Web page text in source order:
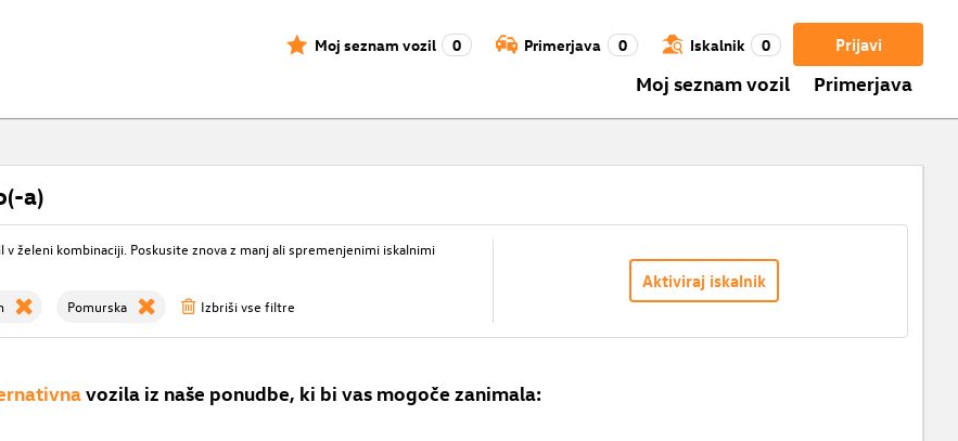
Prijavi
Moj seznam vozil 0 Primerjava 0 Iskalnik 0
Moj seznam vozil Primerjava
a)
v želeni kombinaciji. Poskusite znova z manj ali spremenjenimi iskalnimi
Pomurska Izbriši vse filtre
Aktiviraj iskalnik
vozila iz naše ponudbe, ki bi vas mogoče zanimala: